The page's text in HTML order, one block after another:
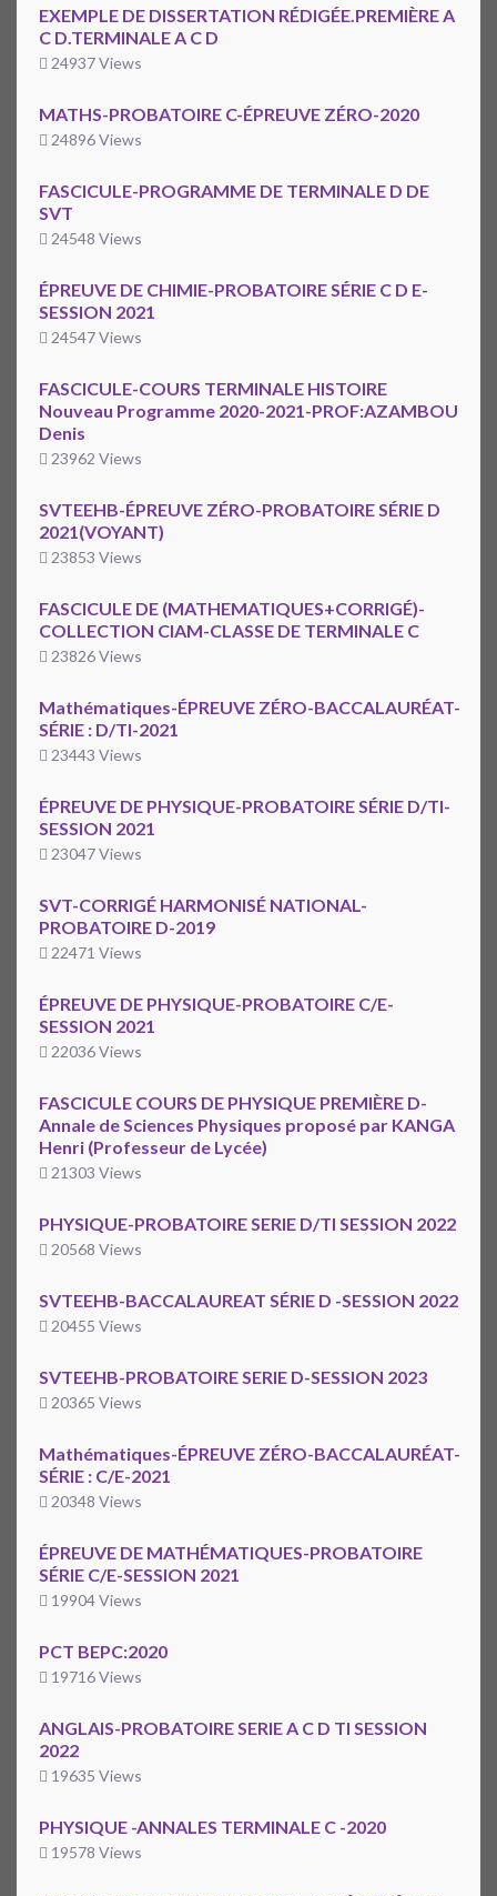
EXEMPLE DE DISSERTATION RÉDIGÉE.PREMIÈRE A
C D.TERMINALE A C D
24937 Views
MATHS-PROBATOIRE C-ÉPREUVE ZÉRO-2020
24896 Views
FASCICULE-PROGRAMME DE TERMINALE D DE
SVT
24548 Views
ÉPREUVE DE CHIMIE-PROBATOIRE SÉRIE C D E-
SESSION 2021
24547 Views
FASCICULE-COURS TERMINALE HISTOIRE
Nouveau Programme 2020-2021-PROF:AZAMBOU
Denis
23962 Views
SVTEEHB-ÉPREUVE ZÉRO-PROBATOIRE SÉRIE D
2021(VOYANT)
23853 Views
FASCICULE DE (MATHEMATIQUES+CORRIGÉ)-
COLLECTION CIAM-CLASSE DE TERMINALE C
23826 Views
Mathématiques-ÉPREUVE ZÉRO-BACCALAURÉAT-
SÉRIE : D/TI-2021
23443 Views
ÉPREUVE DE PHYSIQUE-PROBATOIRE SÉRIE D/TI-
SESSION 2021
23047 Views
SVT-CORRIGÉ HARMONISÉ NATIONAL-
PROBATOIRE D-2019
22471 Views
ÉPREUVE DE PHYSIQUE-PROBATOIRE C/E-
SESSION 2021
22036 Views
FASCICULE COURS DE PHYSIQUE PREMIÈRE D-
Annale de Sciences Physiques proposé par KANGA
Henri (Professeur de Lycée)
21303 Views
PHYSIQUE-PROBATOIRE SERIE D/TI SESSION 2022
20568 Views
SVTEEHB-BACCALAUREAT SÉRIE D -SESSION 2022
20455 Views
SVTEEHB-PROBATOIRE SERIE D-SESSION 2023
20365 Views
Mathématiques-ÉPREUVE ZÉRO-BACCALAURÉAT-
SÉRIE : C/E-2021
20348 Views
ÉPREUVE DE MATHÉMATIQUES-PROBATOIRE
SÉRIE C/E-SESSION 2021
19904 Views
PCT BEPC:2020
19716 Views
ANGLAIS-PROBATOIRE SERIE A C D TI SESSION
2022
19635 Views
PHYSIQUE -ANNALES TERMINALE C -2020
19578 Views